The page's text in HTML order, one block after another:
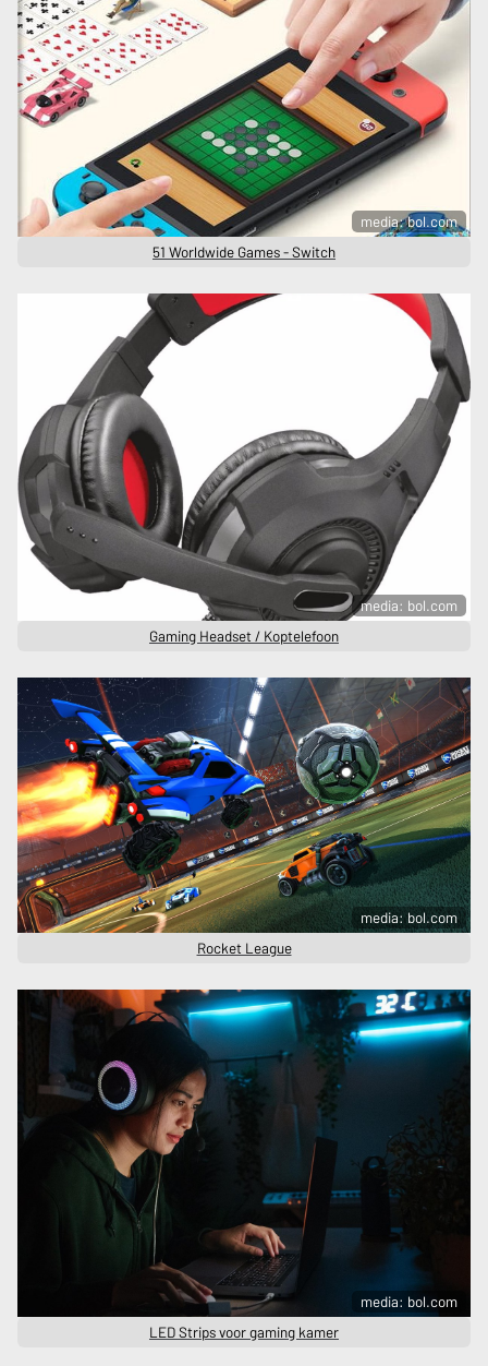
media: bol.com
51 Worldwide Games - Switch
media: bol.com
Gaming Headset / Koptelefoon
media: bol.com
Rocket League
media: bol.com
LED Strips voor gaming kamer